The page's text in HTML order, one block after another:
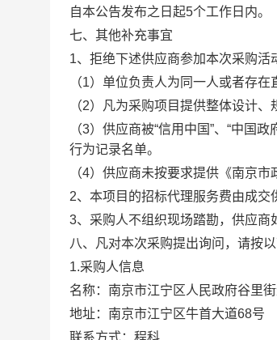
自本公告发布之日起5个工作日内。
七、其他补充事宜
1、 拒绝下述供应商参加本次采购活
（1）单位负责人为同一人或者存在
（2）凡为采购项目提供整体设计、
（3）供应商被“信用中国”、“中国
行为记录名单。
（4）供应商未按要求提供《南京市
2、 本项目的招标代理服务费由成交
3、 采购人不组织现场踏勘，供应商
八、凡对本次采购提出询问，请按以
1.采购人信息
名称： 南京市江宁区人民政府谷里
地址： 南京市江宁区牛首大道68号
联系方式：程科